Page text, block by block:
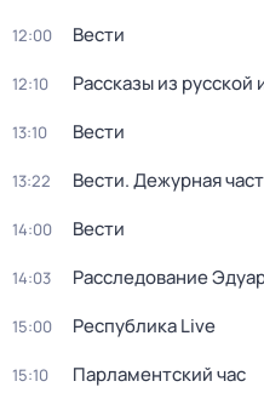
12:00 Вести
12:10 Рассказы из русской
13:10 Вести
13:22 Вести. Дежурная
14:00 Вести
14:03 Расследование
15:00 Республика Live
15:10 Парламентский час